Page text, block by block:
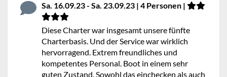
Sa. 16.09.23 - Sa. 23.09.23 | 4 Personen |
Diese Charter war insgesamt unsere fünfte
Charterbasis. Und der Service war wirklich
hervorragend. Extrem freundliches und
kompetentes Personal. Boot in einem sehr
guten Zustand. Sowohl das einchecken als auch